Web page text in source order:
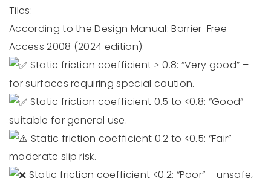
Tiles:
According to the Design Manual: Barrier-Free
Access 2008 (2024 edition):
Static friction coefficient ≥ 0.8: “Very good” –
for surfaces requiring special caution.
Static friction coefficient 0.5 to <0.8: “Good” –
suitable for general use.
Static friction coefficient 0.2 to <0.5: “Fair” –
moderate slip risk.
Static friction coefficient <0.2: “Poor” – unsafe,